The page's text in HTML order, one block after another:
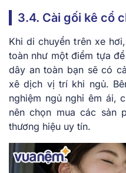
3.4. Cài gối kê cổ
Khi di chuyển trên xe
toàn như một điểm tựa
dây an toàn bạn sẽ có
xê dịch vị trí khi ngủ.
nghiệm ngủ nghỉ êm ái,
nên chọn mua các sản
thương hiệu uy tín.